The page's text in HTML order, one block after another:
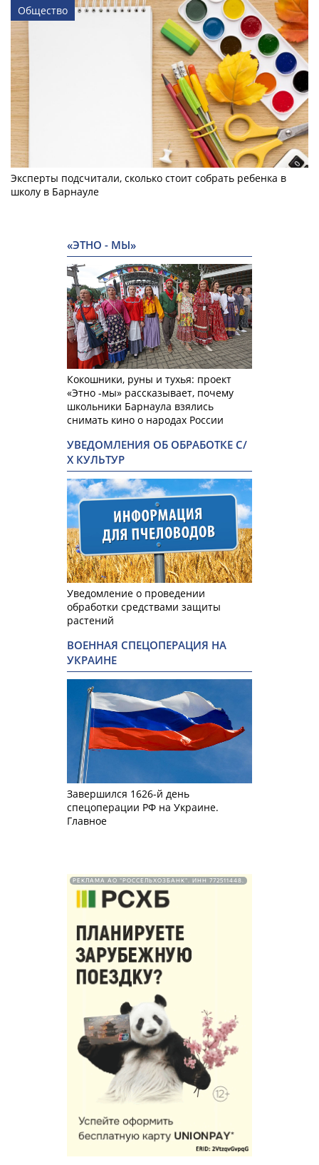
Общество
Эксперты подсчитали, сколько стоит собрать ребенка в
школу в Барнауле
«ЭТНО - МЫ»
Кокошники, руны и тухья: проект
«Этно -мы» рассказывает, почему
школьники Барнаула взялись
снимать кино о народах России
УВЕДОМЛЕНИЯ ОБ ОБРАБОТКЕ С/
Х КУЛЬТУР
Уведомление о проведении
обработки средствами защиты
растений
ВОЕННАЯ СПЕЦОПЕРАЦИЯ НА
УКРАИНЕ
Завершился 1626-й день
спецоперации РФ на Украине.
Главное
РЕКЛАМА АО "РОССЕЛЬХОЗБАНК". ИНН 772511448.